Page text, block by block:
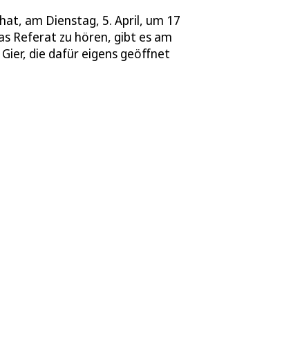
am Dienstag, 5. April, um 17
Referat zu hören, gibt es am
die dafür eigens geöffnet